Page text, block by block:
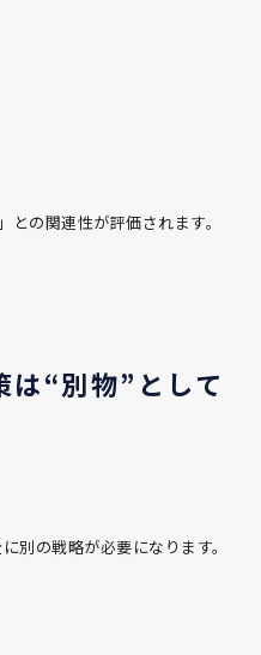
との関連性が評価されます。
“別物”として
別の戦略が必要になります。